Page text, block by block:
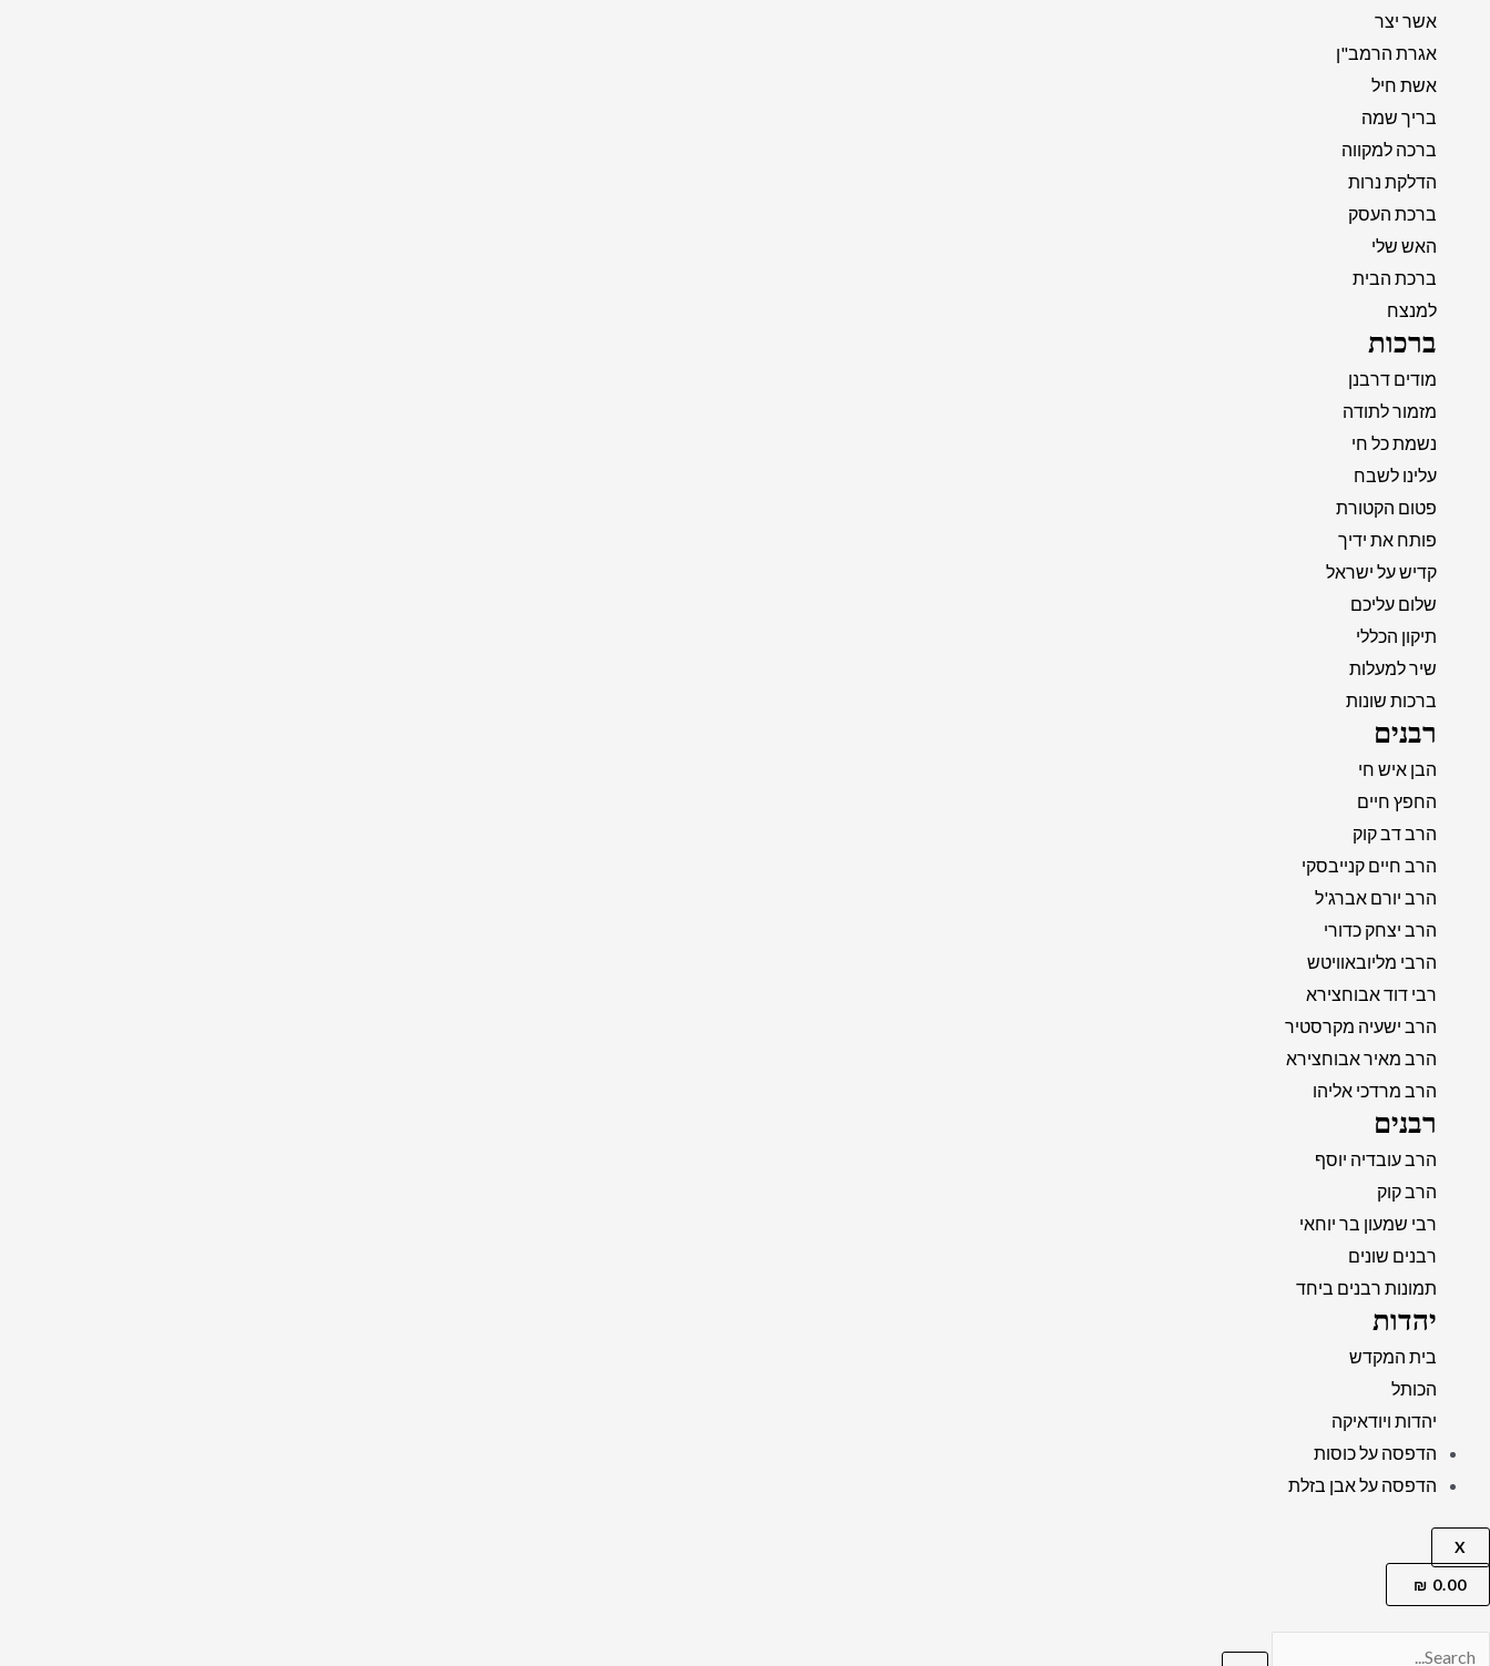
אשר יצר
אגרת הרמב"ן
אשת חיל
בריך שמה
ברכה למקווה
הדלקת נרות
ברכת העסק
האש שלי
ברכת הבית
למנצח
ברכות
מודים דרבנן
מזמור לתודה
נשמת כל חי
עלינו לשבח
פטום הקטורת
פותח את ידיך
קדיש על ישראל
שלום עליכם
תיקון הכללי
שיר למעלות
ברכות שונות
רבנים
הבן איש חי
החפץ חיים
הרב דב קוק
הרב חיים קנייבסקי
הרב יורם אברג'ל
הרב יצחק כדורי
הרבי מליובאוויטש
רבי דוד אבוחצירא
הרב ישעיה מקרסטיר
הרב מאיר אבוחצירא
הרב מרדכי אליהו
רבנים
הרב עובדיה יוסף
הרב קוק
רבי שמעון בר יוחאי
רבנים שונים
תמונות רבנים ביחד
יהדות
בית המקדש
הכותל
יהדות ויודאיקה
הדפסה על כוסות
הדפסה על אבן בזלת
X
0.00
₪